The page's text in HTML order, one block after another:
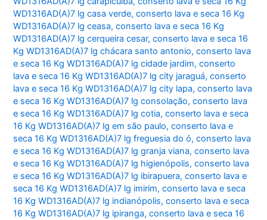
WD1316AD(A)7 lg casa verde,conserto lava e seca 16 Kg
WD1316AD(A)7 lg ceasa,conserto lava e seca 16 Kg
WD1316AD(A)7 lg cerqueira cesar,conserto lava e seca 16
Kg WD1316AD(A)7 lg chácara santo antonio,conserto lava
e seca 16 Kg WD1316AD(A)7 lg cidade jardim,conserto
lava e seca 16 Kg WD1316AD(A)7 lg city jaraguá,conserto
lava e seca 16 Kg WD1316AD(A)7 lg city lapa,conserto lava
e seca 16 Kg WD1316AD(A)7 lg consolação,conserto lava
e seca 16 Kg WD1316AD(A)7 lg cotia,conserto lava e seca
16 Kg WD1316AD(A)7 lg em são paulo,conserto lava e
seca 16 Kg WD1316AD(A)7 lg freguesia do ó,conserto lava
e seca 16 Kg WD1316AD(A)7 lg granja viana,conserto lava
e seca 16 Kg WD1316AD(A)7 lg higienópolis,conserto lava
e seca 16 Kg WD1316AD(A)7 lg ibirapuera,conserto lava e
seca 16 Kg WD1316AD(A)7 lg imirim,conserto lava e seca
16 Kg WD1316AD(A)7 lg indianópolis,conserto lava e seca
16 Kg WD1316AD(A)7 lg ipiranga,conserto lava e seca 16